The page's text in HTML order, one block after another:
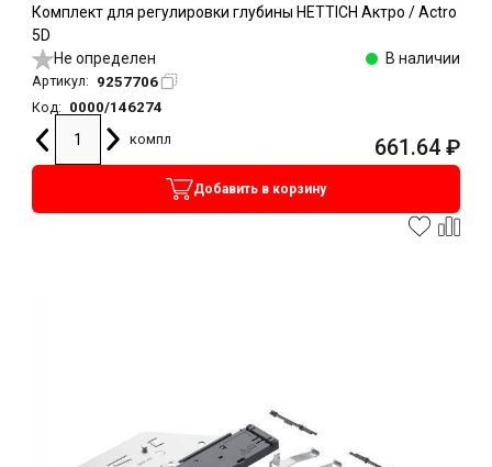
Комплект для регулировки глубины HETTICH Актро / Actro
5D
Не определен
В наличии
Артикул: 9257706
Код:
0000/146274
компл
661.64 ₽
Добавить в корзину